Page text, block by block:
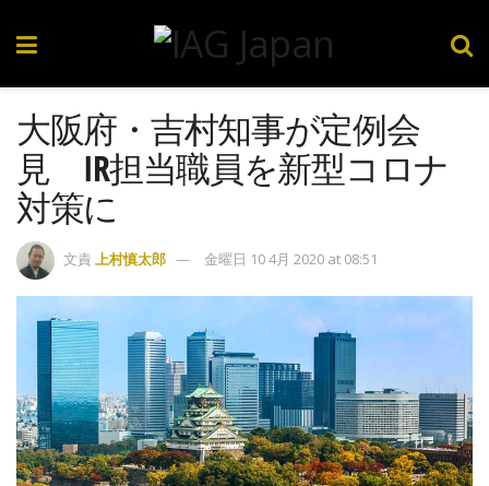
大阪府・吉村知事が定例会
見 IR担当職員を新型コロナ
対策に
文責 上村慎太郎 金曜日 10 4月 2020 at 08:51